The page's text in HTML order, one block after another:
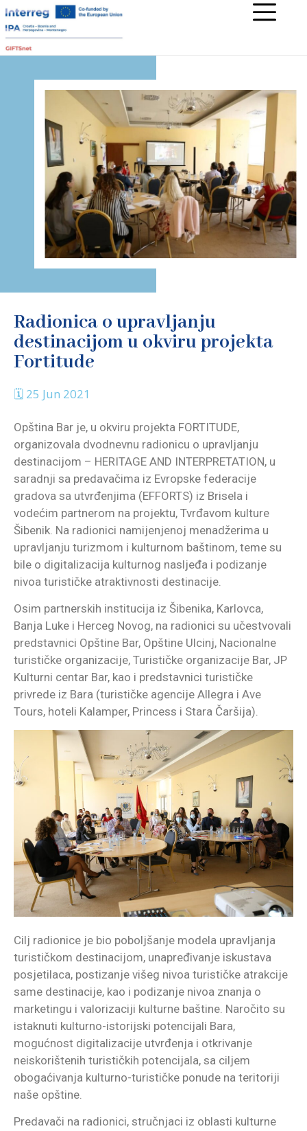
Radionica o upravljanju
destinacijom u okviru projekta
Fortitude
🗓 25 Jun 2021
Opština Bar je, u okviru projekta FORTITUDE,
organizovala dvodnevnu radionicu o upravljanju
destinacijom – HERITAGE AND INTERPRETATION, u
saradnji sa predavačima iz Evropske federacije
gradova sa utvrđenjima (EFFORTS) iz Brisela i
vodećim partnerom na projektu, Tvrđavom kulture
Šibenik. Na radionici namijenjenoj menadžerima u
upravljanju turizmom i kulturnom baštinom, teme su
bile o digitalizacija kulturnog nasljeđa i podizanje
nivoa turističke atraktivnosti destinacije.
Osim partnerskih institucija iz Šibenika, Karlovca,
Banja Luke i Herceg Novog, na radionici su učestvovali
predstavnici Opštine Bar, Opštine Ulcinj, Nacionalne
turističke organizacije, Turističke organizacije Bar, JP
Kulturni centar Bar, kao i predstavnici turističke
privrede iz Bara (turističke agencije Allegra i Ave
Tours, hoteli Kalamper, Princess i Stara Čaršija).
Cilj radionice je bio poboljšanje modela upravljanja
turističkom destinacijom, unapređivanje iskustava
posjetilaca, postizanje višeg nivoa turističke atrakcije
same destinacije, kao i podizanje nivoa znanja o
marketingu i valorizaciji kulturne baštine. Naročito su
istaknuti kulturno-istorijski potencijali Bara,
mogućnost digitalizacije utvrđenja i otkrivanje
neiskorištenih turističkih potencijala, sa ciljem
obogaćivanja kulturno-turističke ponude na teritoriji
naše opštine.
Predavači na radionici, stručnjaci iz oblasti kulturne